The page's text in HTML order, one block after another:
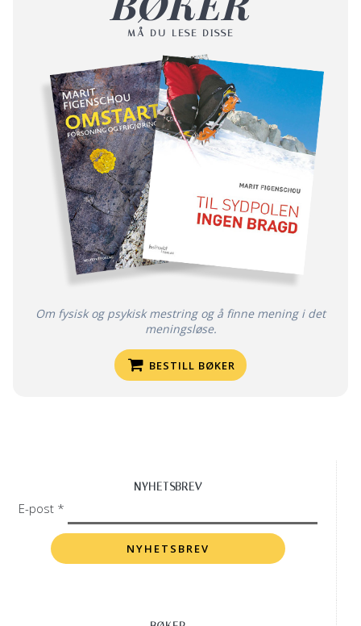
MÅ DU LESE DISSE
Om fysisk og psykisk mestring og å finne mening i det
meningsløse.
BESTILL BØKER
NYHETSBREV
E-post *